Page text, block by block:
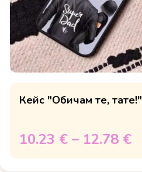
Кейс "Обичам те, тате!"
10.23 € – 12.78 €